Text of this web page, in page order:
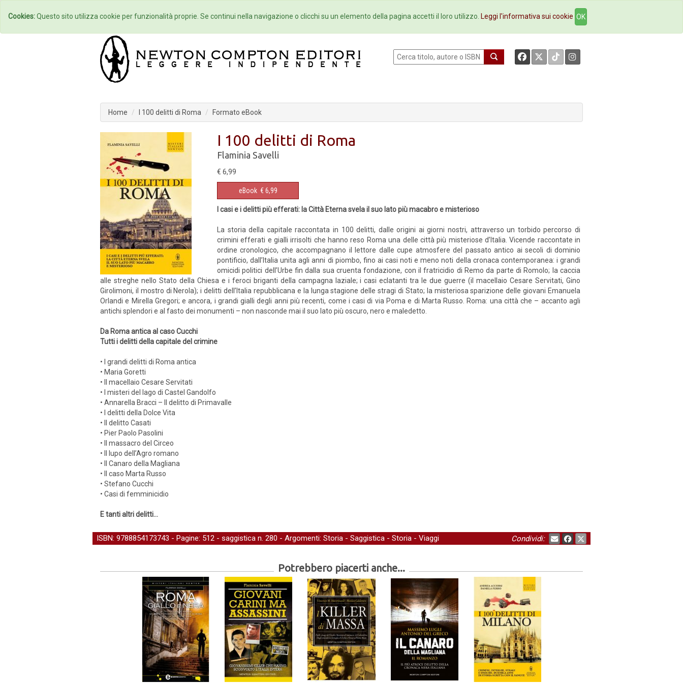
Home Autori Eventi Collane Newsletter Ebookstore Contatti
Home I 100 delitti di Roma Formato eBook
I 100 delitti di Roma
Flaminia Savelli
€ 6,99
eBook € 6,99
I casi e i delitti più efferati: la Città Eterna svela il suo lato più macabro e misterioso
La storia della capitale raccontata in 100 delitti, dalle origini ai giorni nostri, attraverso un torbido percorso di
crimini efferati e gialli irrisolti che hanno reso Roma una delle città più misteriose d’Italia. Vicende raccontate in
ordine cronologico, che accompagnano il lettore dalle cupe atmosfere del passato antico ai secoli di dominio
pontificio, dall’Italia unita agli anni di piombo, fino ai casi noti e meno noti della cronaca contemporanea: i grandi
omicidi politici dell’Urbe fin dalla sua cruenta fondazione, con il fratricidio di Remo da parte di Romolo; la caccia
alle streghe nello Stato della Chiesa e i feroci briganti della campagna laziale; i casi eclatanti tra le due guerre (il macellaio Cesare Servitati, Gino
Girolimoni, il mostro di Nerola); i delitti dell’Italia repubblicana e la lunga stagione delle stragi di Stato; la misteriosa sparizione delle giovani Emanuela
Orlandi e Mirella Gregori; e ancora, i grandi gialli degli anni più recenti, come i casi di via Poma e di Marta Russo. Roma: una città che – accanto agli
antichi splendori e al fasto dei monumenti – non nasconde mai il suo lato più oscuro, nero e maledetto.
Da Roma antica al caso Cucchi
Tutti i delitti della capitale del crimine
• I grandi delitti di Roma antica
• Maria Goretti
• Il macellaio Cesare Servitati
• I misteri del lago di Castel Gandolfo
• Annarella Bracci – Il delitto di Primavalle
• I delitti della Dolce Vita
• Il delitto Casati
• Pier Paolo Pasolini
• Il massacro del Circeo
• Il lupo dell’Agro romano
• Il Canaro della Magliana
• Il caso Marta Russo
• Stefano Cucchi
• Casi di femminicidio
E tanti altri delitti…
ISBN: 9788854173743 - Pagine: 512 - saggistica n. 280 - Argomenti: Storia - Saggistica - Storia - Viaggi Condividi:
Potrebbero piacerti anche...
Cookies:Questo sito utilizza cookie per funzionalità proprie. Se continui nella navigazione o clicchi su un elemento della pagina accetti il loro utilizzo. Leggi l'informativa sui cookie OK